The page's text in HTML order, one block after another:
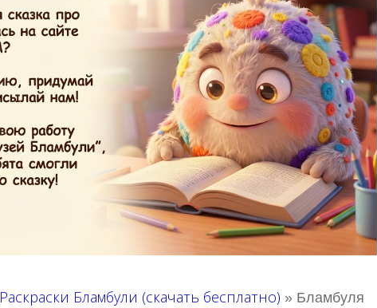
Раскраски Бламбули (скачать бесплатно) » Бламбуля